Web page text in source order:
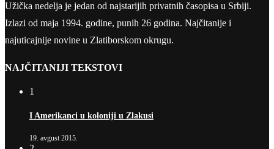
Užička nedelja je jedan od najstarijih privatnih časopisa u Srbiji.
Izlazi od maja 1994. godine, punih 26 godina. Najčitanije i
najuticajnije novine u Zlatiborskom okrugu.
NAJČITANIJI TEKSTOVI
1
I Amerikanci u koloniji u Zlakusi
19. avgust 2015.